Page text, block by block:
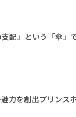
配」という「傘」
力を創出プリンス